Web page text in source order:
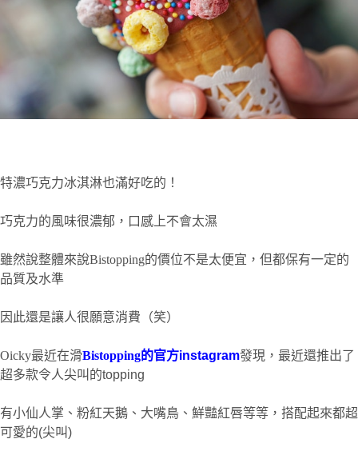
特濃巧克力冰淇淋也滿好吃的！
巧克力的風味很濃郁，口感上不會太濕
雖然說整體來說Bistopping的價位不是太便宜，但都保有一定的
品質及水準
因此還是讓人很願意消費（笑）
Oicky最近在滑Bistopping的官方instagram發現 ，最近還推出了
超多款令人尖叫的topping
有小仙人掌、粉紅天鵝 、大嘴鳥 、鮮豔紅唇等等，搭配起來都超
可愛的(尖叫)